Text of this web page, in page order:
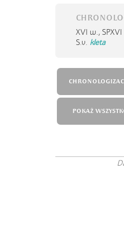
XVI w., SPXVI
S.v. kleta
POKAŻ